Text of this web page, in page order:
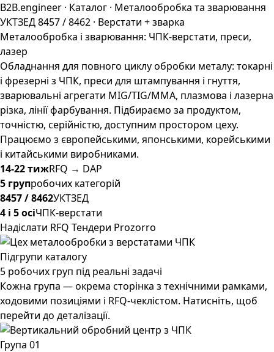
B2B.engineer · Каталог · Металообробка та зварювання
УКТЗЕД 8457 / 8462 · Верстати + зварка
Металообробка і зварювання: ЧПК-верстати, преси,
лазер
Обладнання для повного циклу обробки металу: токарні
і фрезерні з ЧПК, преси для штампування і гнуття,
зварювальні агрегати MIG/TIG/MMA, плазмова і лазерна
різка, лінії фарбування. Підбираємо за продуктом,
точністю, серійністю, доступним простором цеху.
Працюємо з європейськими, японськими, корейськими
і китайськими виробниками.
14-22 тижRFQ → DAP
5 групробочих категорій
8457 / 8462УКТЗЕД
4 і 5 осіЧПК-верстати
Надіслати RFQ Тендери Prozorro
Підгрупи каталогу
5 робочих груп під реальні задачі
Кожна група — окрема сторінка з технічними рамками,
ходовими позиціями і RFQ-чеклістом. Натисніть, щоб
перейти до деталізації.
Група 01